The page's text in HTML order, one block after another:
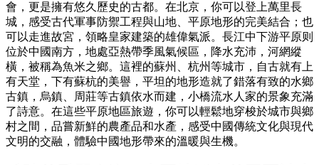
會，更是擁有悠久歷史的古都。在北京，你可以登上萬里長
城，感受古代軍事防禦工程與山地、平原地形的完美結合；也
可以走進故宮，領略皇家建築的雄偉氣派。長江中下游平原则
位於中國南方，地處亞熱帶季風氣候區，降水充沛，河網縱
橫，被稱為魚米之鄉。這裡的蘇州、杭州等城市，自古就有上
有天堂，下有蘇杭的美譽，平坦的地形造就了錯落有致的水鄉
古鎮，烏鎮、周莊等古鎮依水而建，小橋流水人家的景象充滿
了詩意。在這些平原地區旅遊，你可以輕鬆地穿梭於城市與鄉
村之間，品嘗新鮮的農產品和水產，感受中國傳統文化與現代
文明的交融，體驗中國地形帶來的溫暖與生機。